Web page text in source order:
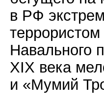
в РФ
Навального
XIX века
и «Мумий